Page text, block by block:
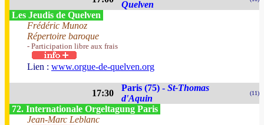
Quelven
Les Jeudis de Quelven
Frédéric Munoz
Répertoire baroque
- Participation libre aux frais
Lien : www.orgue-de-quelven.org
17:30
Paris (75) - St-Thomas
d'Aquin
(11)
72. Internationale Orgeltagung Paris
Jean-Marc Leblanc